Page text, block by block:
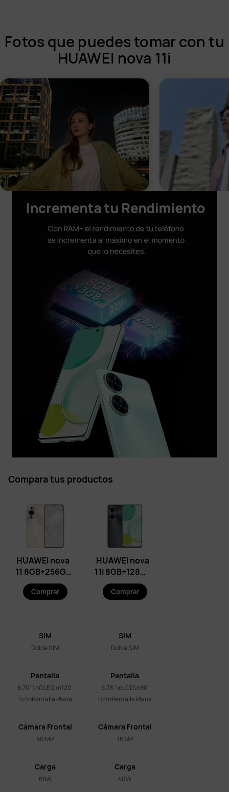
Fotos que puedes tomar con tu
HUAWEI nova 11i
Compara tus productos
HUAWEI nova
11 8GB+256GB
Dual SIM Gold
Comprar
SIM
Doble SIM
Pantalla
6.70''\nOLED \n120
Hz\nPantalla Plana
Cámara Frontal
60 MP
Carga
66W
HUAWEI nova
11i 8GB+128GB
Dual SIM
Starry Black
Comprar
SIM
Doble SIM
Pantalla
6.78''\nLCD\n90
Hz\nPantalla Plana
Cámara Frontal
16 MP
Carga
40W